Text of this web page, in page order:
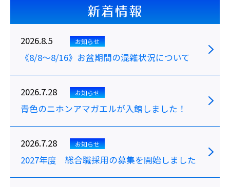
新着情報
2026.8.5 お知らせ
《8/8～8/16》お盆期間の混雑状況について
2026.7.28 お知らせ
青色のニホンアマガエルが入館しました！
2026.7.28 お知らせ
2027年度 総合職採用の募集を開始しました